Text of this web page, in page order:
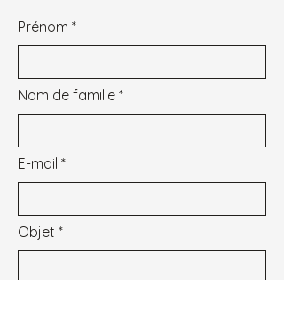
Prénom
Nom de famille
E-mail
Objet